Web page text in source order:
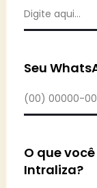
Seu
O que
Intraliza?